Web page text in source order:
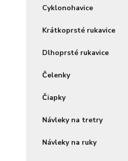
Cyklonohavice
Krátkoprsté rukavice
Dlhoprsté rukavice
Čelenky
Čiapky
Návleky na tretry
Návleky na ruky